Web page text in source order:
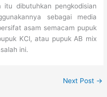
dibutuhkan pengkodisian
sebagai media
asam semacam pupuk
KCl, atau pupuk AB mix
ini.
Next Post →